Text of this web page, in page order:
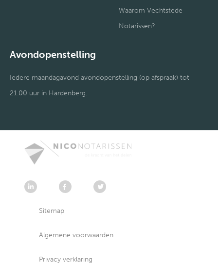
Waarom Vechtstede
Notarissen?
Avondopenstelling
Iedere maandagavond avondopenstelling (op afspraak) tot
21.00 uur in Hardenberg.
Sitemap
Algemene voorwaarden
Privacy verklaring